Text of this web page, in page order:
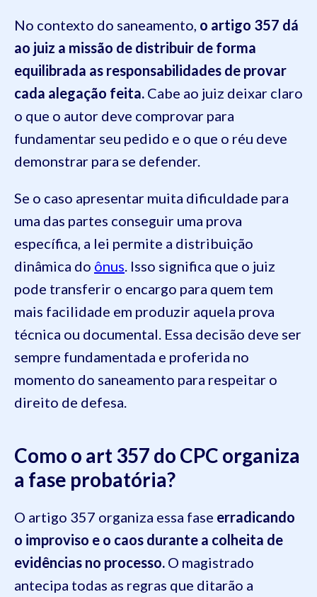
No contexto do saneamento, o artigo 357 dá
ao juiz a missão de distribuir de forma
equilibrada as responsabilidades de provar
cada alegação feita. Cabe ao juiz deixar claro
o que o autor deve comprovar para
fundamentar seu pedido e o que o réu deve
demonstrar para se defender.
Se o caso apresentar muita dificuldade para
uma das partes conseguir uma prova
específica, a lei permite a distribuição
dinâmica do ônus . Isso significa que o juiz
pode transferir o encargo para quem tem
mais facilidade em produzir aquela prova
técnica ou documental. Essa decisão deve ser
sempre fundamentada e proferida no
momento do saneamento para respeitar o
direito de defesa.
Como o art 357 do CPC organiza
a fase probatória?
O artigo 357 organiza essa fase erradicando
o improviso e o caos durante a colheita de
evidências no processo. O magistrado
antecipa todas as regras que ditarão a